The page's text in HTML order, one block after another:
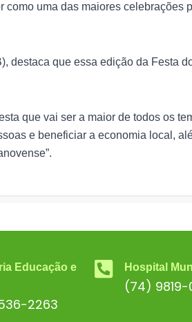
uma das maiores celebrações
destaca que essa edição da Festa
que vai ser a maior de todos os
e beneficiar a economia local,
Educação e
2263
Hospital
(74)